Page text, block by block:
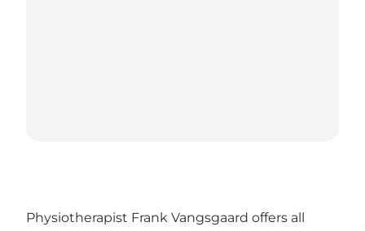
Physiotherapist Frank Vangsgaard offers all